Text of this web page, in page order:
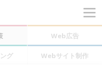
Web広告
グ Webサイト制作